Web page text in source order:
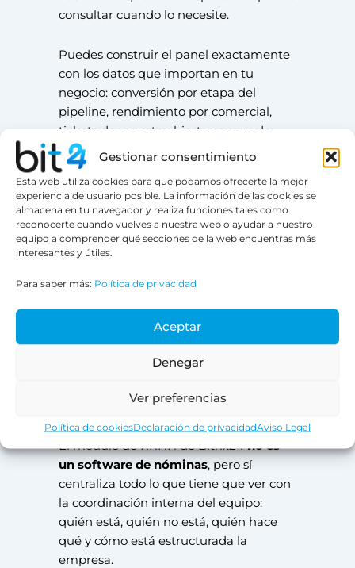
Gestionar consentimiento
Esta web utiliza cookies para que podamos ofrecerte la mejor
experiencia de usuario posible. La información de las cookies se
almacena en tu navegador y realiza funciones tales como
reconocerte cuando vuelves a nuestra web o ayudar a nuestro
equipo a comprender qué secciones de la web encuentras más
interesantes y útiles.
Para saber más: Política de privacidad
Aceptar
Denegar
Ver preferencias
Política de cookiesDeclaración de privacidadAviso Legal
consultar cuando lo necesite.
Puedes construir el panel exactamente
con los datos que importan en tu
negocio: conversión por etapa del
pipeline, rendimiento por comercial,
tickets de soporte abiertos, carga de
trabajo del equipo. Sin plantillas
predefinidas que no encajan, sin
exportaciones, sin esperar a nadie.
El módulo de RRHH de
Bitrix24: la coordinación
bien
El control horario en una hoja de cálculo
compartida, las vacaciones que se piden
por email y el organigrama que nadie
actualiza son problemas que casi todas
prioriza resolver.
El módulo de RRHH de Bitrix24no es
un software de nóminas, pero sí
centraliza todo lo que tiene que ver con
la coordinación interna del equipo:
quién está, quién no está, quién hace
qué y cómo está estructurada la
empresa.